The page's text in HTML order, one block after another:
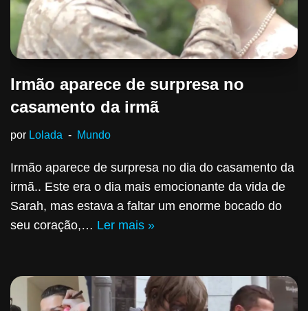
Irmão aparece de surpresa no
casamento da irmã
por Lolada Mundo
Irmão aparece de surpresa no dia do casamento da
irmã.. Este era o dia mais emocionante da vida de
Sarah, mas estava a faltar um enorme bocado do
seu coração,… Ler mais »